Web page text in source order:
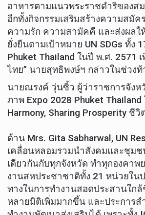
อาหารตามแนวพระราชดำริของส
อีกทั้งกิจกรรมเสริมสร้างความสมั
ความรัก ความสามัคคี และส่งผลใ
ยั่งยืนตามเป้าหมาย UN SDGs ทั้ง
Phuket Thailand ในปี พ.ศ. 2571
ไทย” นายสุทธิพงษ์ฯ กล่าวในช่วงท้
นายณรงค์ วุ่นซิ้ว ผู้ว่าราชการจัง
ภาพ Expo 2028 Phuket
Harmony, Sharing Prosperity ชี
ด้าน Mrs. Gita Sabharwal, UN
เคลื่อนหลอมรวมนำสังคมและชุมช
เดียวกันกับทุกจังหวัด ทำทุกองคา
งานสหประชาชาติทั้ง 21 หน่วยใน
ทางในการทำงานสอดประสานใก
หลายมิติเพิ่มมากขึ้น และประการ